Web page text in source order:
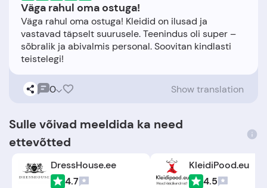
Väga rahul oma ostuga!
Väga rahul oma ostuga! Kleidid on ilusad ja
vastavad täpselt suurusele. Teenindus oli super –
sõbralik ja abivalmis personal. Soovitan kindlasti
0 Show translation
Sulle võivad meeldida ka need
ettevõtted
DressHouse.ee
4.7
KleidiPood.eu
4.5